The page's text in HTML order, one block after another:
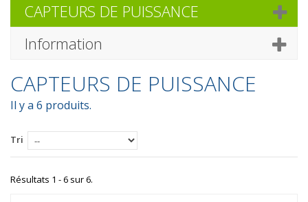
CAPTEURS DE PUISSANCE
Information
CAPTEURS DE PUISSANCE
Il y a 6 produits.
Tri
Résultats 1 - 6 sur 6.